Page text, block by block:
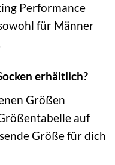
Performance
für Männer
erhältlich?
Größen
auf
Größe für dich